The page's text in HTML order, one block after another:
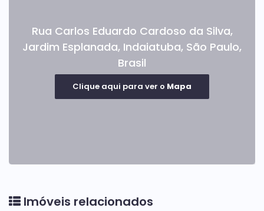
Rua Carlos Eduardo Cardoso da Silva,
Jardim Esplanada, Indaiatuba, São Paulo,
Brasil
Clique aqui para ver o Mapa
Imóveis relacionados